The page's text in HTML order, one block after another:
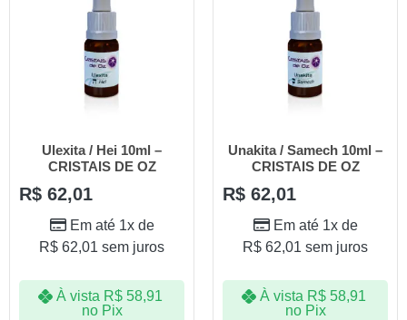
Ulexita / Hei 10ml –
CRISTAIS DE OZ
R$ 62,01
Em até 1x de
R$ 62,01 sem juros
À vista R$58,91
no Pix
Unakita / Samech 10ml –
CRISTAIS DE OZ
R$ 62,01
Em até 1x de
R$ 62,01 sem juros
À vista R$58,91
no Pix